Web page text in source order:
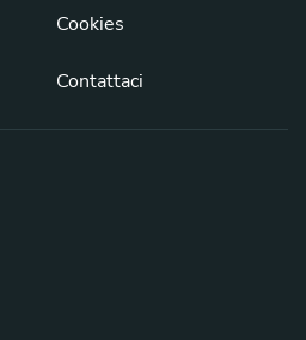
Cookies
Contattaci